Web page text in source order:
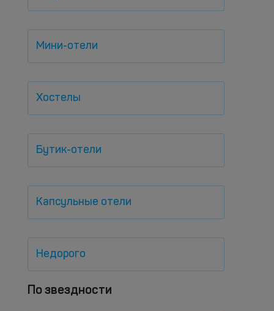
Мини-отели
Хостелы
Бутик-отели
Капсульные отели
Недорого
По звездности